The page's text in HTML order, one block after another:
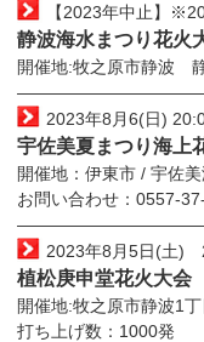
【2023年中止】
静波海水まつり花火
開催地:牧之原市静波
2023年8月6(日)
宇佐美夏まつり海上
開催地：伊東市 / 宇佐
お問い合わせ：0557-
2023年8月5日(
植松庚申堂花火大会
開催地:牧之原市静波1丁
打ち上げ数：1000発